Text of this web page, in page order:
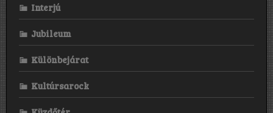
Interjú
Jubileum
Különbejárat
Kultúrsarock